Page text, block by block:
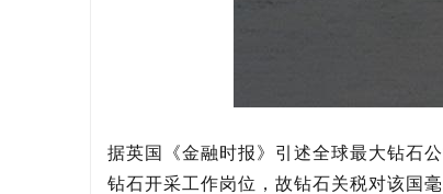
据英国《金融时报》引述全球最大钻石
钻石开采工作岗位，故钻石关税对该国